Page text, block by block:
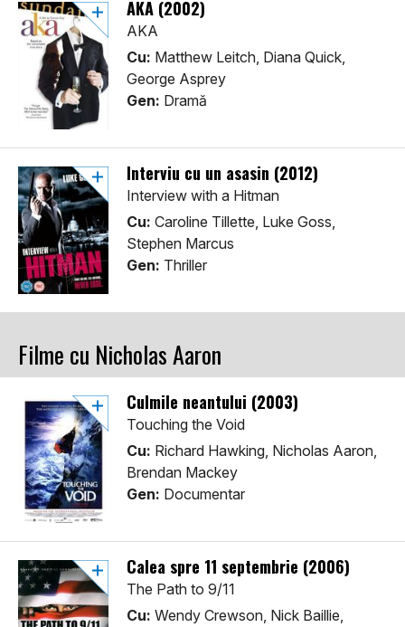
AKA (2002)
AKA
Cu: Matthew Leitch, Diana Quick,
George Asprey
Gen: Dramă
Interviu cu un asasin (2012)
Interview with a Hitman
Cu: Caroline Tillette, Luke Goss,
Stephen Marcus
Gen: Thriller
Filme cu Nicholas Aaron
Culmile neantului (2003)
Touching the Void
Cu: Richard Hawking, Nicholas Aaron,
Brendan Mackey
Gen: Documentar
Calea spre 11 septembrie (2006)
The Path to 9/11
Cu: Wendy Crewson, Nick Baillie,